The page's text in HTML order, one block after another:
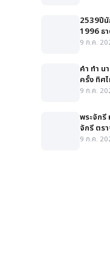
2539ปีนั
1996 ธ
รัก สีมง
9 ก.ค.
คํา ทํา น
ครั้ง ทิศ
ละเอียด
9 ก.ค.
พระจักรี
จักรี ตร
9 ก.ค.